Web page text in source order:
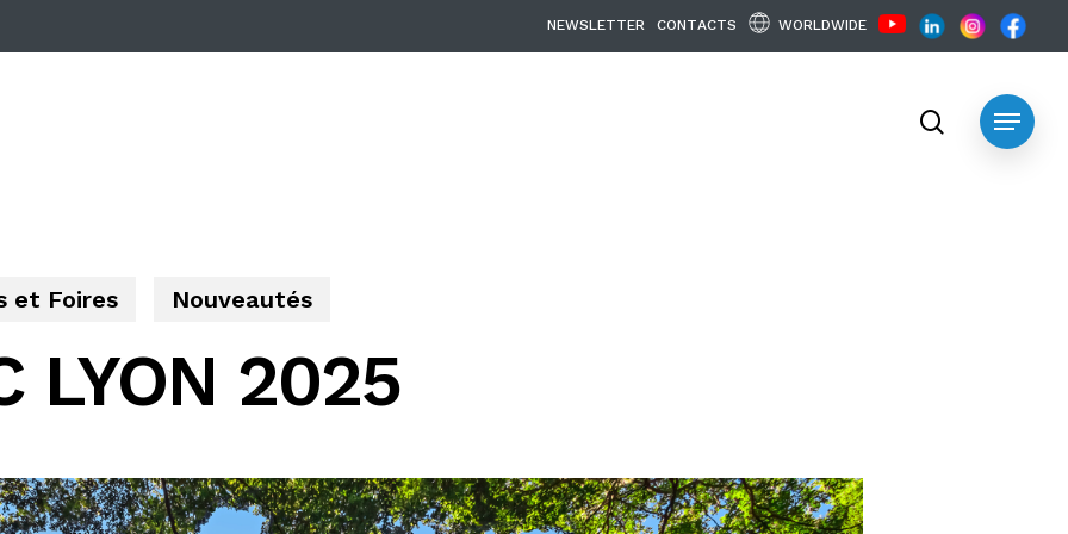
NEWSLETTER CONTACTS WORLDWIDE
Menu
search
et Foires Nouveautés
LYON 2025